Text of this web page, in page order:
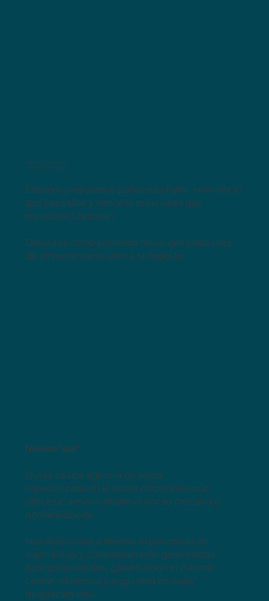
Más que una agencia,
tu partner estratégico
Estamos preparados para escucharte, entender lo
que necesitas y ofrecerte soluciones que
realmente funcionan.
Descubre cómo podemos hacer que cada viaje
de empresa sume valor a tu negocio.​
Nuestro "qué"
Nuxxa es una agencia de viajes
especializada en el sector corporativo que
ofrece un servicio distintivo por su cercanía y
personalización.
Nos dedicamos a diseñar experiencias de
viaje únicas y cuidadosamente gestionadas
para profesionales, garantizando el máximo
confort, eficiencia y seguridad en cada
desplazamiento.